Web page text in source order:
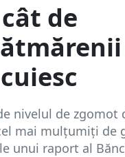
de
nivelul de zgomot
mai mulțumiți de
unui raport al